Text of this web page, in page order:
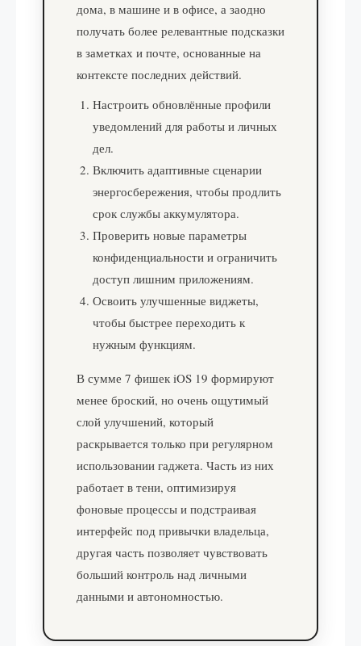
дома, в машине и в офисе, а заодно
получать более релевантные подсказки
в заметках и почте, основанные на
контексте последних действий.
Настроить обновлённые профили
уведомлений для работы и личных
дел.
Включить адаптивные сценарии
энергосбережения, чтобы продлить
срок службы аккумулятора.
Проверить новые параметры
конфиденциальности и ограничить
доступ лишним приложениям.
Освоить улучшенные виджеты,
чтобы быстрее переходить к
нужным функциям.
В сумме 7 фишек iOS 19 формируют
менее броский, но очень ощутимый
слой улучшений, который
раскрывается только при регулярном
использовании гаджета. Часть из них
работает в тени, оптимизируя
фоновые процессы и подстраивая
интерфейс под привычки владельца,
другая часть позволяет чувствовать
больший контроль над личными
данными и автономностью.